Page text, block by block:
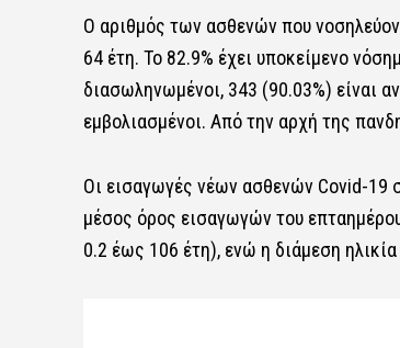
Ο αριθμός των ασθενών που
64 έτη. To 82.9% έχει υποκείμενο
διασωληνωμένοι, 343 (90.03%) είναι
εμβολιασμένοι. Από την αρχή της
Οι εισαγωγές νέων ασθενών Covid-19
μέσος όρος εισαγωγών του
0.2 έως 106 έτη), ενώ η διάμεση